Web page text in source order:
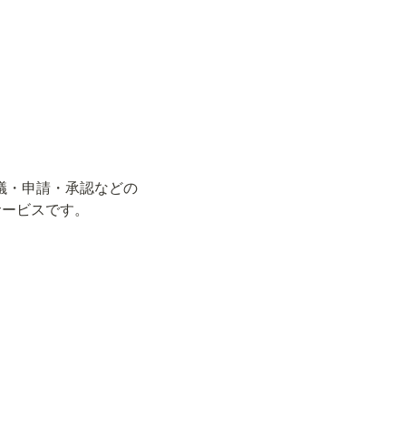
・申請・承認などの
ビスです。